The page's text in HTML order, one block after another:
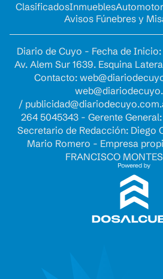
ClasificadosInmuebles
Avisos Fúnebres y
Diario de Cuyo - Fecha de
Av. Alem Sur 1639. Esquina
Contacto:
/
264 5045343 - Gerente
Secretario de Redacción: Diego
Mario Romero - Empresa
FRANCISCO